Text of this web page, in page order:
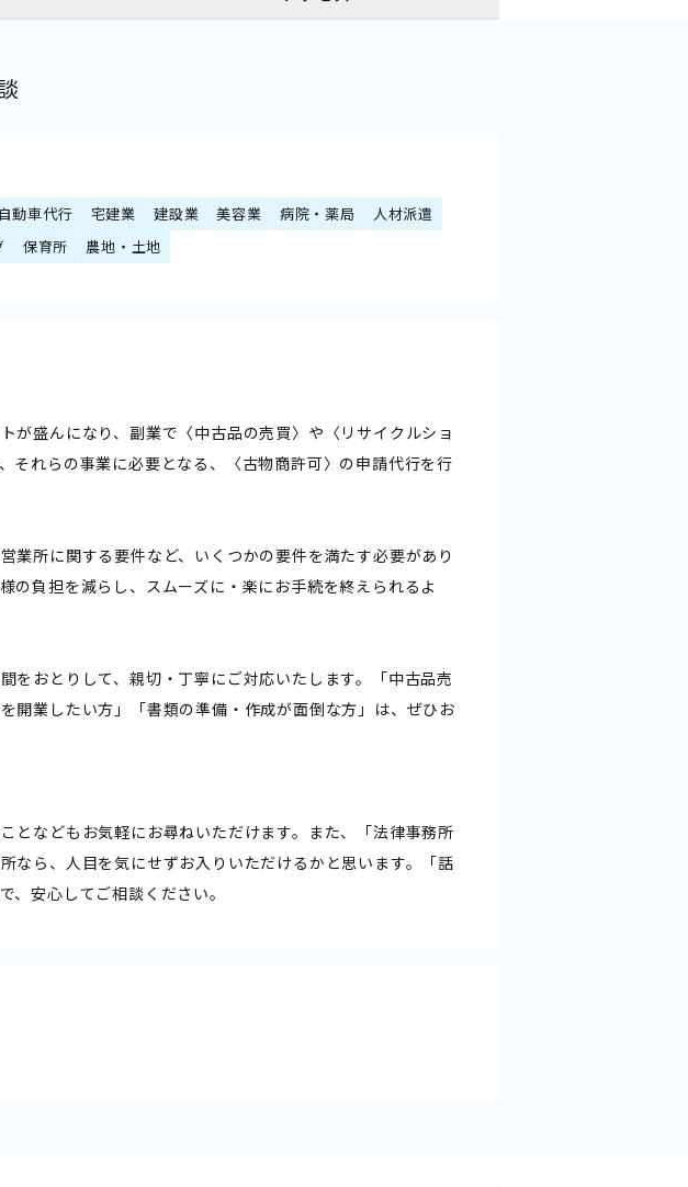
自動車代行 宅建業 建設業 美容業 病院・薬局
人材派遣
保育所 農地・土地
が盛んになり、副業で〈中古品の売買〉や〈リサイクルショ
それらの事業に必要となる、〈古物商許可〉の申請代行を行
業所に関する要件など、いくつかの要件を満たす必要があり
の負担を減らし、スムーズに・楽にお手続を終えられるよ
をおとりして、親切・丁寧にご対応いたします。「中古品売
開業したい方」「書類の準備・作成が面倒な方」は、ぜひお
となどもお気軽にお尋ねいただけます。また、「法律事務所
ら、人目を気にせずお入りいただけるかと思います。「話
、安心してご相談ください。